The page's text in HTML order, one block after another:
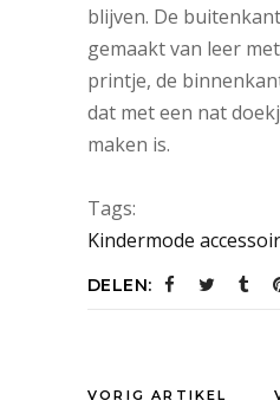
blijven. De buitenkant
gemaakt van leer
printje, de
dat met een nat
maken is.
Tags:
Kindermode
DELEN:
VORIG ARTIKEL